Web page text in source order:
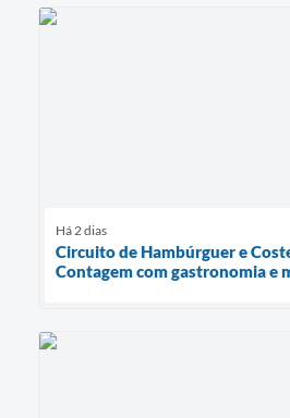
Há 2 dias
Circuito de Hambúrguer e
Contagem com gastronomia e